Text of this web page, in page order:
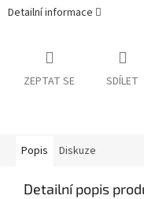
Detailní informace
ZEPTAT SE SDÍLET
Popis Diskuze
Detailní popis